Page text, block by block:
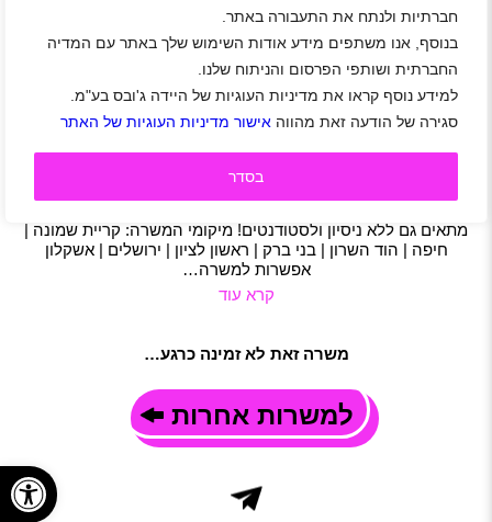
חברתיות ולנתח את התעבורה באתר.
בנוסף, אנו משתפים מידע אודות השימוש שלך באתר עם המדיה
החברתית ושותפי הפרסום והניתוח שלנו.
למידע נוסף קראו את מדיניות העוגיות של היידה ג'ובס בע"מ.
סגירה של הודעה זאת מהווה אישור מדיניות העוגיות של האתר
בסדר
לCBC ISRAEL דרושים/ות מאבטחים/ות בפריסה
ארצית
קריית שמונה | חיפה |הוד השרון| בני ברק|ראשון לציון|ירושלים
אשקלון| סטודנטים| חיילים משוחררים|אבטחה|משרות שוות
תיאור משרה
מתאים גם ללא ניסיון ולסטודנטים! מיקומי המשרה: קריית שמונה |
חיפה | הוד השרון | בני ברק | ראשון לציון | ירושלים | אשקלון
אפשרות למשרה…
קרא עוד
משרה זאת לא זמינה כרגע…
למשרות אחרות